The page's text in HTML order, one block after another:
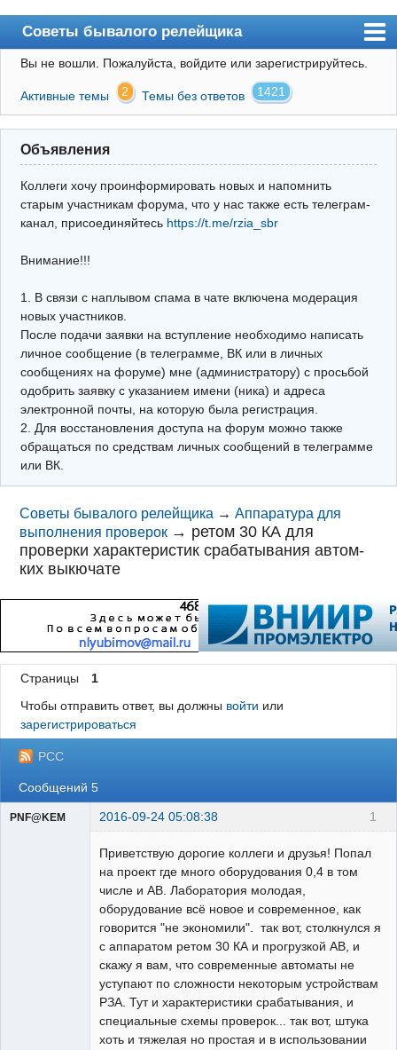
Советы бывалого релейщика
Форум
Правила
Поиск
Регистрация
Архив
Почта
Поиск релейщика
Видео РЗиА
Фотохостинг
Телеграм
Вы не вошли. Пожалуйста, войдите или зарегистрируйтесь.
Активные темы 2 Темы без ответов 1421
Объявления
Коллеги хочу проинформировать новых и напомнить
старым участникам форума, что у нас также есть телеграм-
канал, присоединяйтесь https://t.me/rzia_sbr
Внимание!!!
1. В связи с наплывом спама в чате включена модерация
новых участников.
После подачи заявки на вступление необходимо написать
личное сообщение (в телеграмме, ВК или в личных
сообщениях на форуме) мне (администратору) с просьбой
одобрить заявку с указанием имени (ника) и адреса
электронной почты, на которую была регистрация.
2. Для восстановления доступа на форум можно также
обращаться по средствам личных сообщений в телеграмме
или ВК.
Советы бывалого релейщика →Аппаратура для
выполнения проверок → ретом 30 КА для
проверки характеристик срабатывания автом-
ких выкючате
Страницы
1
Чтобы отправить ответ, вы должны войти или
зарегистрироваться
РСС
Сообщений 5
1
PNF@KEM 2016-09-24 05:08:38
Приветствую дорогие коллеги и друзья! Попал
на проект где много оборудования 0,4 в том
числе и АВ. Лаборатория молодая,
оборудование всё новое и современное, как
говорится "не экономили". так вот, столкнулся я
с аппаратом ретом 30 КА и прогрузкой АВ, и
скажу я вам, что современные автоматы не
уступают по сложности некоторым устройствам
РЗА. Тут и характеристики срабатывания, и
специальные схемы проверок... так вот, штука
хоть и тяжелая но простая и в использовании